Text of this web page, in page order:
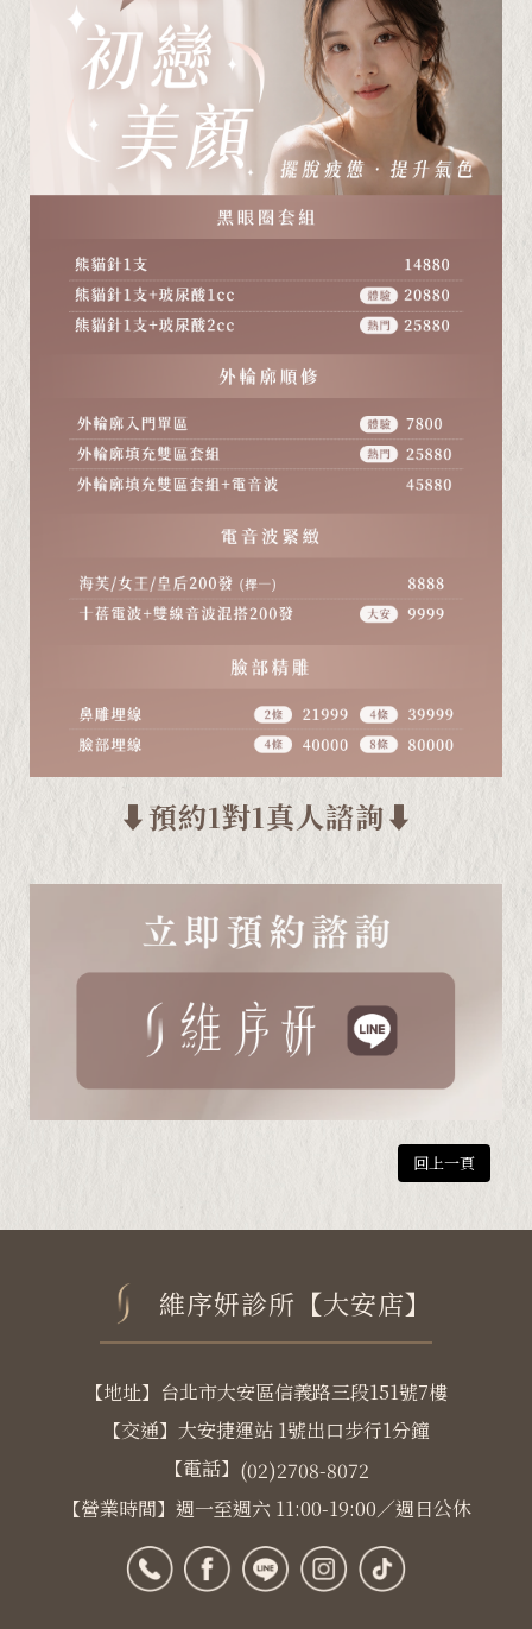
⬇️預約1對1真人諮詢⬇️
回上一頁
維序妍診所【大安店】
【地址】台北市大安區信義路三段151號7樓
【交通】大安捷運站 1號出口步行1分鐘
【電話】 (02)2708-8072
【營業時間】週一至週六 11:00-19:00／週日公休